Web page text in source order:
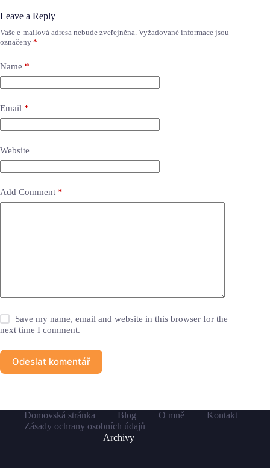
Leave a Reply
Vaše e-mailová adresa nebude zveřejněna. Vyžadované informace jsou
označeny *
Name *
Email *
Website
Add Comment *
Save my name, email and website in this browser for the
next time I comment.
Odeslat komentář
Domovská stránka Blog O mně
Kontakt
Zásady ochrany osobních údajů
Archivy